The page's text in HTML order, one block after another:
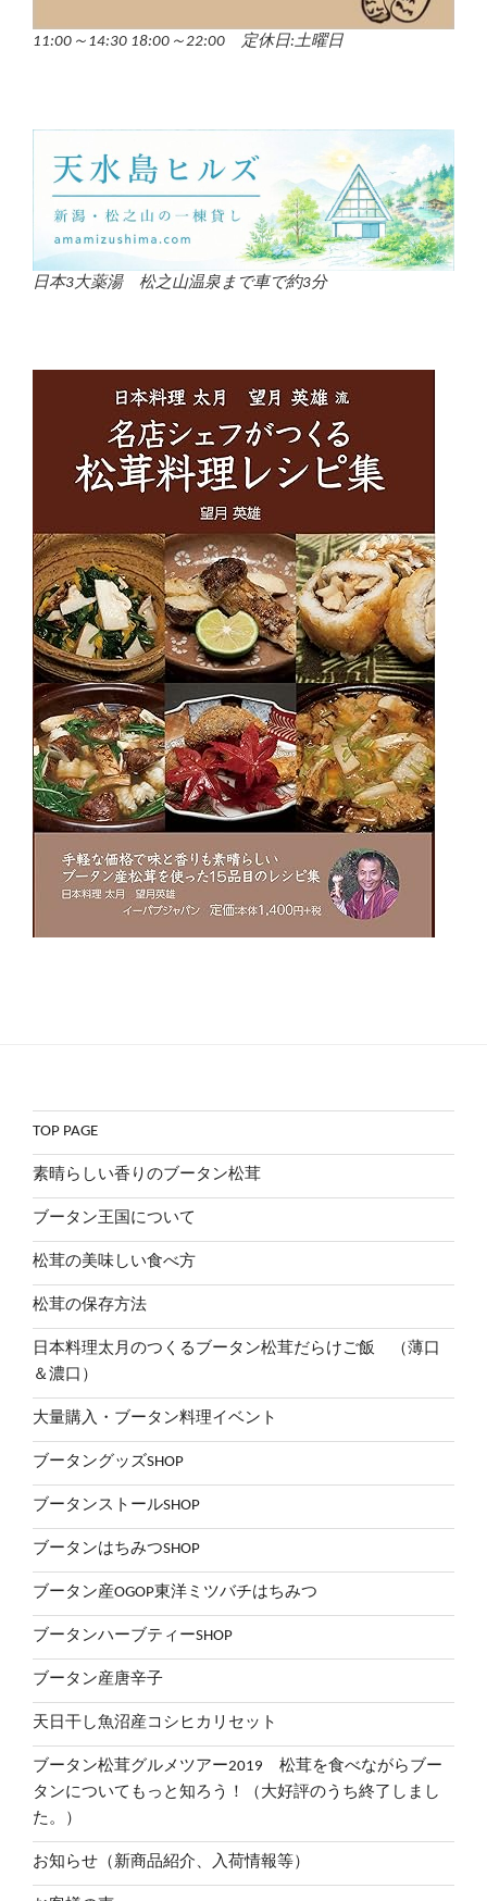
11:00～14:30 18:00～22:00 定休日:土曜日
日本3大薬湯 松之山温泉まで車で約3分
TOP PAGE
素晴らしい香りのブータン松茸
ブータン王国について
松茸の美味しい食べ方
松茸の保存方法
日本料理太月のつくるブータン松茸だらけご飯 （薄口
＆濃口）
大量購入・ブータン料理イベント
ブータングッズSHOP
ブータンストールSHOP
ブータンはちみつSHOP
ブータン産OGOP東洋ミツバチはちみつ
ブータンハーブティーSHOP
ブータン産唐辛子
天日干し魚沼産コシヒカリセット
ブータン松茸グルメツアー2019 松茸を食べながらブー
タンについてもっと知ろう！（大好評のうち終了しまし
た。）
お知らせ（新商品紹介、入荷情報等）